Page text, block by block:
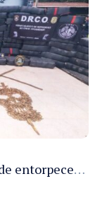
PMAM apreende 16,6 toneladas de entorpecentes e registra aumento nas prisões em flagrante e nas capturas de foragidos no primeiro semestre de 2026